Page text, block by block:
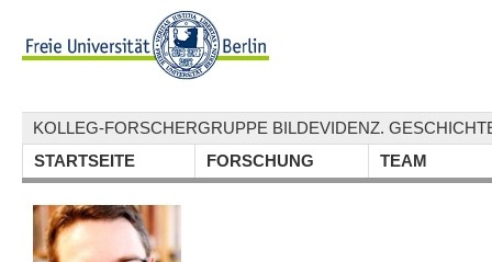
KOLLEG-FORSCHERGRUPPE BILDEVIDENZ.
STARTSEITE
FORSCHUNG TEAM